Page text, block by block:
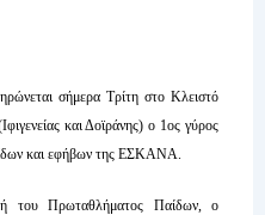
σήμερα Τρίτη στο Κλειστό
και Δοϊράνης) ο 1ος γύρος
και εφήβων της ΕΣΚΑΝΑ.
του Πρωταθλήματος Παίδων, ο